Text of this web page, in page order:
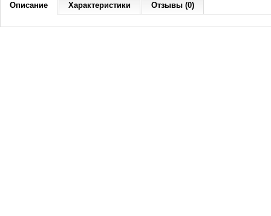
Описание Характеристики Отзывы (0)